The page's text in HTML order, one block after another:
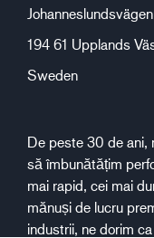
194 61 Upplands
Sweden
De peste 30 de ani,
să îmbunătățim
mai rapid, cei mai
mănuși de lucru
industrii, ne dorim